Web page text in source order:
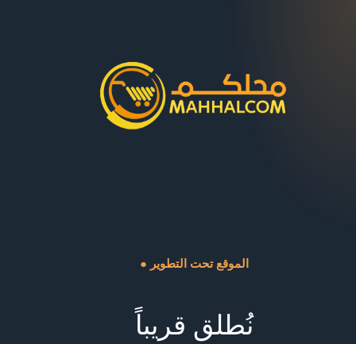
● الموقع تحت التطوير
نُطلق قريباً